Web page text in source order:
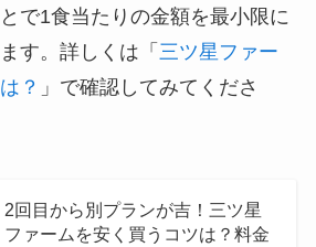
で1食当たりの金額を最小限に
す。詳しくは「 三ツ星ファー
？ 」で確認してみてくださ
2回目から別プランが吉！三ツ星
ファームを安く買うコツは？料金